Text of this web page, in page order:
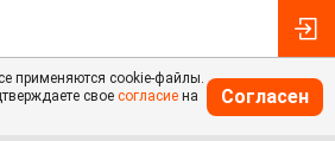
применяются cookie-файлы.
свое согласие на
Согласен